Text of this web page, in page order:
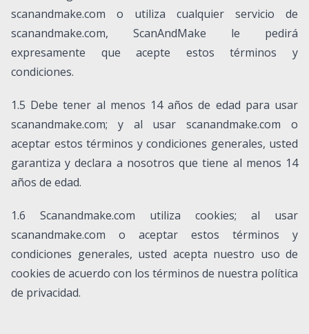
scanandmake.com o utiliza cualquier servicio de
scanandmake.com, ScanAndMake le pedirá
expresamente que acepte estos términos y
condiciones.
1.5 Debe tener al menos 14 años de edad para usar
scanandmake.com; y al usar scanandmake.com o
aceptar estos términos y condiciones generales, usted
garantiza y declara a nosotros que tiene al menos 14
años de edad.
1.6 Scanandmake.com utiliza cookies; al usar
scanandmake.com o aceptar estos términos y
condiciones generales, usted acepta nuestro uso de
cookies de acuerdo con los términos de nuestra política
de privacidad.